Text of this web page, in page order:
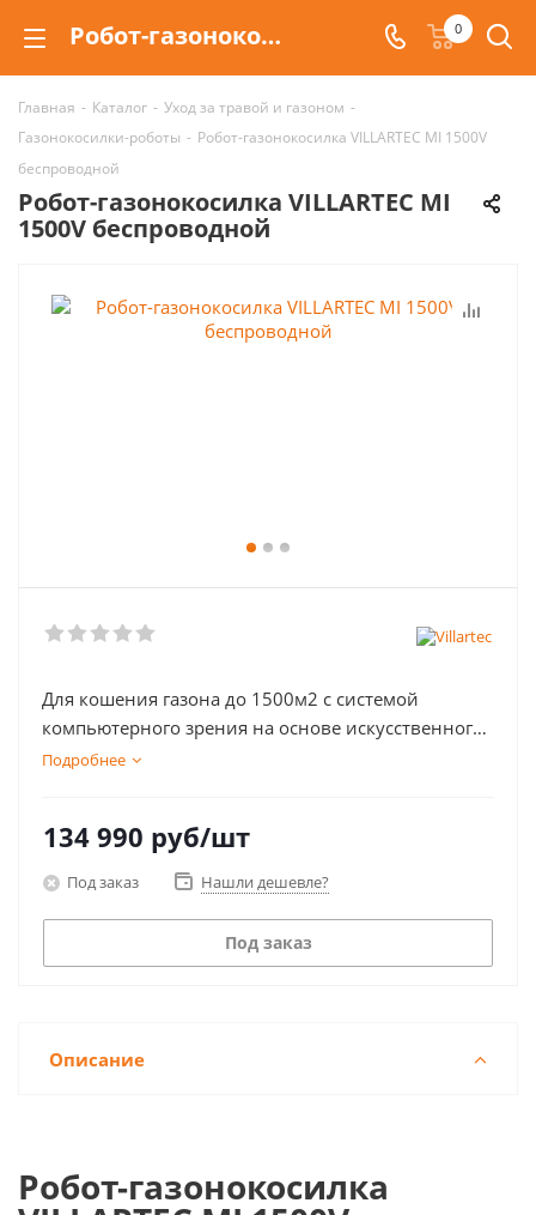
Робот-газонокосилка VILLARTEC MI 1500V беспроводной 0
Главная - Каталог - Уход за травой и газоном -
Газонокосилки-роботы - Робот-газонокосилка VILLARTEC MI 1500V
беспроводной
Робот-газонокосилка VILLARTEC MI
1500V беспроводной
Для кошения газона до 1500м2 с системой
компьютерного зрения на основе искусственного
интеллекта.
Подробнее
134 990 руб/шт
Под заказ Нашли дешевле?
Под заказ
Описание
Робот-газонокосилка